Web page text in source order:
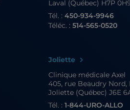
Laval (Québec) H7P
Tél. :450-934-9946
Téléc. :514-565-0520
Joliette
Clinique médicale Axel
405, rue Beaudry Nord,
Joliette (Québec) J6E
Tél. :1-844-URO-ALLO